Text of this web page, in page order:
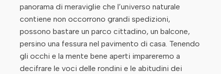
panorama di meraviglie che l’universo naturale
contiene non occorrono grandi spedizioni,
possono bastare un parco cittadino, un balcone,
persino una fessura nel pavimento di casa. Tenendo
gli occhi e la mente bene aperti impareremo a
decifrare le voci delle rondini e le abitudini dei